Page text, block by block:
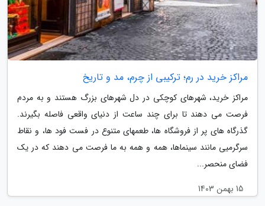
مراکز خرید در رم؛ ترکیبی از چرم، مد و تاریخ
مراکز خرید، شهرهای کوچکی در دل شهرهای بزرگ هستند و به مردم
فرصت می دهند تا برای چند ساعت از دنیای واقعی فاصله بگیرند.
گذرگاه های پر از فروشگاه ها، طعمهای متنوع در فست فود ها، و نقاط
سرگرمیی مانند سینماها، همه و همه به ما فرصت می دهند که در یک
فضای منحصر...
15 بهمن 1403